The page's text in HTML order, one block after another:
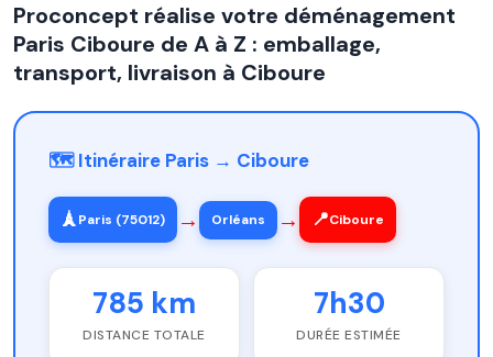
Proconcept réalise votre déménagement
Paris Ciboure de A à Z : emballage,
transport, livraison à Ciboure
🗺️ Itinéraire Paris → Ciboure
🗼Paris (75012) → Orléans → 📍Ciboure
785 km
DISTANCE TOTALE
7h30
DURÉE ESTIMÉE